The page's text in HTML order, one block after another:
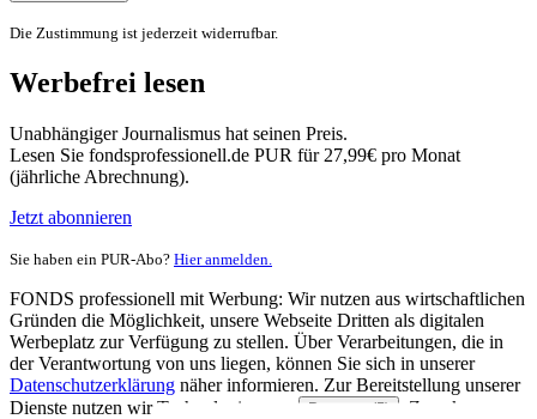
Die Zustimmung ist jederzeit widerrufbar.
Werbefrei lesen
Unabhängiger Journalismus hat seinen Preis.
Lesen Sie fondsprofessionell.de PUR für 27,99€ pro Monat
(jährliche Abrechnung).
Jetzt abonnieren
Sie haben ein PUR-Abo? Hier anmelden.
FONDS professionell mit Werbung: Wir nutzen aus wirtschaftlichen
Gründen die Möglichkeit, unsere Webseite Dritten als digitalen
Werbeplatz zur Verfügung zu stellen. Über Verarbeitungen, die in
der Verantwortung von uns liegen, können Sie sich in unserer
Datenschutzerklärung näher informieren. Zur Bereitstellung unserer
Dienste nutzen wir Technologien von
Partnern (5)
. Zwecke: